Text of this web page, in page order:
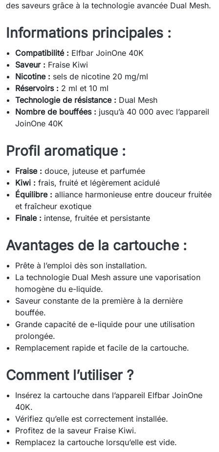
des saveurs grâce à la technologie avancée Dual Mesh.
Informations principales :
Compatibilité : Elfbar JoinOne 40K
Saveur : Fraise Kiwi
Nicotine : sels de nicotine 20 mg/ml
Réservoirs : 2 ml et 10 ml
Technologie de résistance : Dual Mesh
Nombre de bouffées : jusqu’à 40 000 avec l’appareil
JoinOne 40K
Profil aromatique :
Fraise : douce, juteuse et parfumée
Kiwi : frais, fruité et légèrement acidulé
Équilibre : alliance harmonieuse entre douceur fruitée
et fraîcheur exotique
Finale : intense, fruitée et persistante
Avantages de la cartouche :
Prête à l’emploi dès son installation.
La technologie Dual Mesh assure une vaporisation
homogène du e-liquide.
Saveur constante de la première à la dernière
bouffée.
Grande capacité de e-liquide pour une utilisation
prolongée.
Remplacement rapide et facile de la cartouche.
Comment l’utiliser ?
Insérez la cartouche dans l’appareil Elfbar JoinOne
40K.
Vérifiez qu’elle est correctement installée.
Profitez de la saveur Fraise Kiwi.
Remplacez la cartouche lorsqu’elle est vide.